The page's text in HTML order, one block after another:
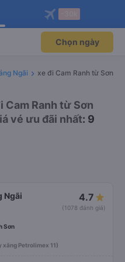
độc
Mở app
máy bay qua
Mở app
Chọn ngày
Ngãi
xe đi Cam Ranh từ Sơn
Cam Ranh từ Sơn
vé ưu đãi nhất: 9
Ngãi 4.7
(1078 đánh giá)
Sơn
xăng Petrolimex 11)